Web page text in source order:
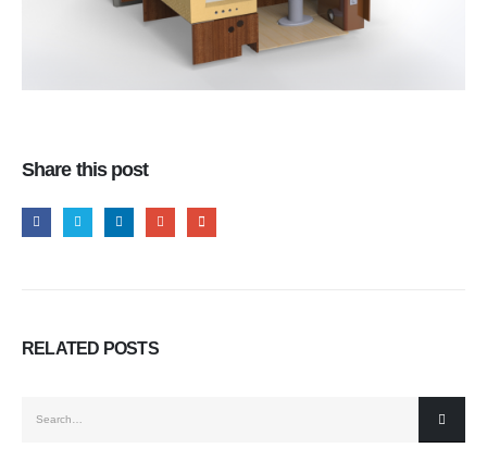
Share this post
RELATED POSTS